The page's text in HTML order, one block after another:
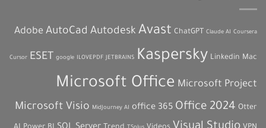
Adobe AutoCad Autodesk Avast ChatGPT Claude AI Coursera
Cursor ESET google ILOVEPDF JETBRAINS Kaspersky Linkedin Mac
Microsoft Office Microsoft Project
Microsoft Visio MidJourney AI office 365 Office 2024 Otter